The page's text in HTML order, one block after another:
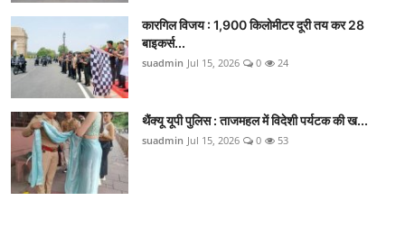
कारगिल विजय : 1,900 किलोमीटर दूरी तय कर 28
बाइकर्स...
suadmin Jul 15, 2026 0 24
थैंक्यू यूपी पुलिस : ताजमहल में विदेशी पर्यटक की ख...
suadmin Jul 15, 2026 0 53